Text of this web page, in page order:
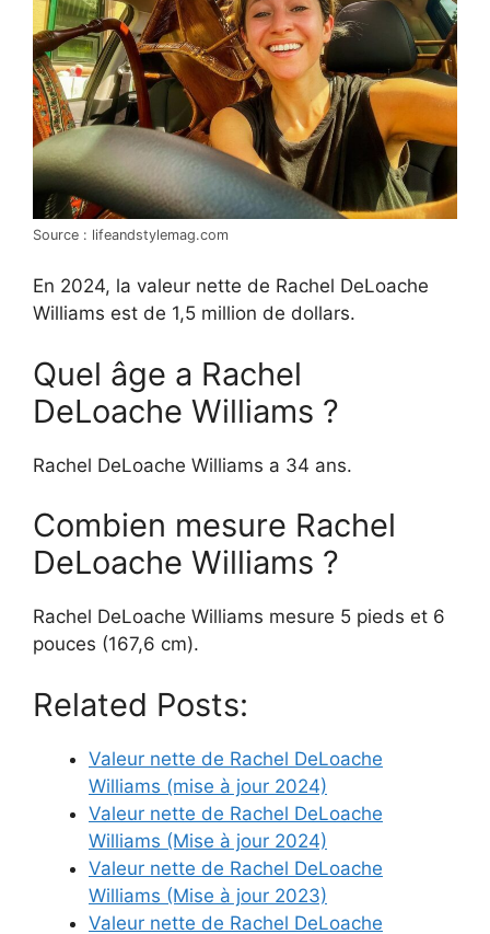
Source : lifeandstylemag.com
En 2024, la valeur nette de Rachel DeLoache
Williams est de 1,5 million de dollars.
Quel âge a Rachel
DeLoache Williams ?
Rachel DeLoache Williams a 34 ans.
Combien mesure Rachel
DeLoache Williams ?
Rachel DeLoache Williams mesure 5 pieds et 6
pouces (167,6 cm).
Related Posts:
Valeur nette de Rachel DeLoache
Williams (mise à jour 2024)
Valeur nette de Rachel DeLoache
Williams (Mise à jour 2024)
Valeur nette de Rachel DeLoache
Williams (Mise à jour 2023)
Valeur nette de Rachel DeLoache